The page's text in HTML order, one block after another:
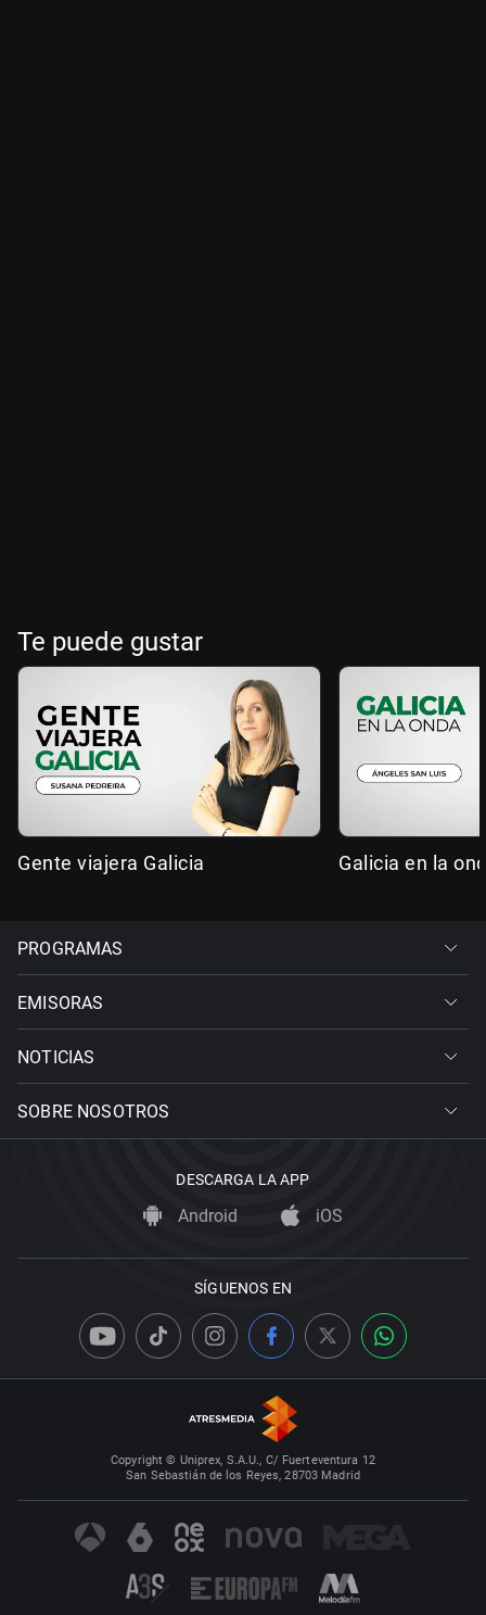
Te puede gustar
Gente viajera Galicia Galicia en la
PROGRAMAS
EMISORAS
NOTICIAS
SOBRE NOSOTROS
DESCARGA LA APP
Android iOS
SÍGUENOS EN
Copyright © Uniprex, S.A.U., C/ Fuerteventura 12
San Sebastián de los Reyes, 28703 Madrid